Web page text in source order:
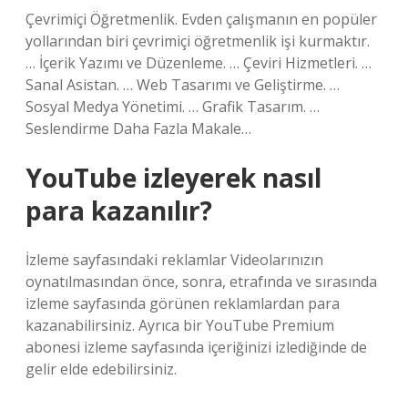
Çevrimiçi Öğretmenlik. Evden çalışmanın en popüler
yollarından biri çevrimiçi öğretmenlik işi kurmaktır.
… İçerik Yazımı ve Düzenleme. … Çeviri Hizmetleri. …
Sanal Asistan. … Web Tasarımı ve Geliştirme. …
Sosyal Medya Yönetimi. … Grafik Tasarım. …
Seslendirme Daha Fazla Makale…
YouTube izleyerek nasıl
para kazanılır?
İzleme sayfasındaki reklamlar Videolarınızın
oynatılmasından önce, sonra, etrafında ve sırasında
izleme sayfasında görünen reklamlardan para
kazanabilirsiniz. Ayrıca bir YouTube Premium
abonesi izleme sayfasında içeriğinizi izlediğinde de
gelir elde edebilirsiniz.